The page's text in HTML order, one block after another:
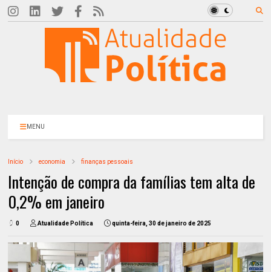
MENU
Início economia finanças pessoais
Intenção de compra da famílias tem alta de
0,2% em janeiro
0 Atualidade Política quinta-feira, 30 de janeiro de 2025